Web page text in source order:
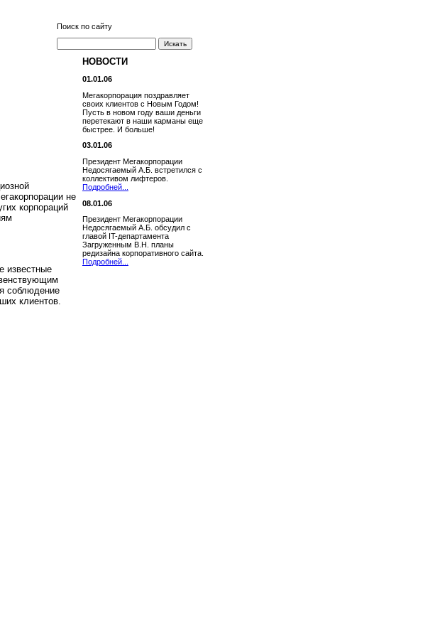
не
корпораций
известные
соблюдение
клиентов.
Поиск по сайту
Искать
НОВОСТИ
01.01.06
Мегакорпорация поздравляет
своих клиентов с Новым Годом!
Пусть в новом году ваши деньги
перетекают в наши карманы еще
быстрее. И больше!
03.01.06
Президент Мегакорпорации
Недосягаемый А.Б. встретился с
коллективом лифтеров.
Подробней...
08.01.06
Президент Мегакорпорации
Недосягаемый А.Б. обсудил с
главой IT-департамента
Загруженным В.Н. планы
редизайна корпоративного сайта.
Подробней...